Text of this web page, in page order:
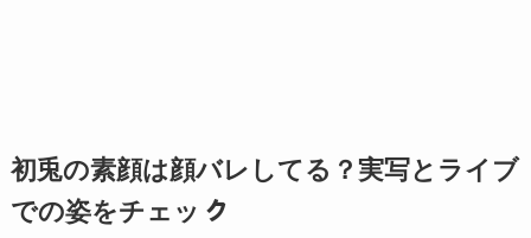
初兎の素顔は顔バレしてる？実写とライブ
での姿をチェッ ㇰ